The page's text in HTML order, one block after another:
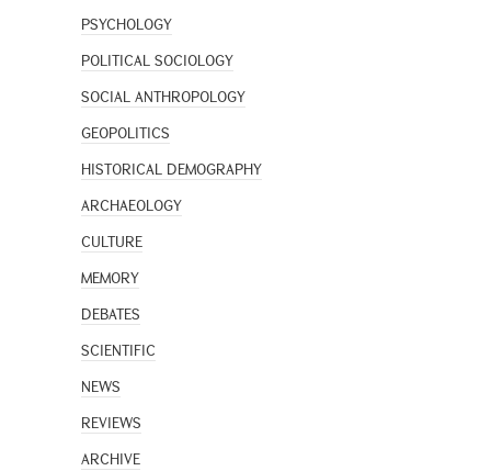
PSYCHOLOGY
POLITICAL SOCIOLOGY
SOCIAL ANTHROPOLOGY
GEOPOLITICS
HISTORICAL DEMOGRAPHY
ARCHAEOLOGY
CULTURE
MEMORY
DEBATES
SCIENTIFIC
NEWS
REVIEWS
ARCHIVE